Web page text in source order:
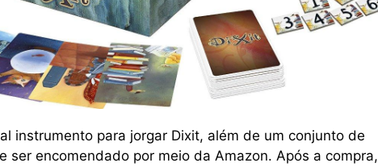
instrumento para jorgar Dixit, além de um conjunto de
ser encomendado por meio da Amazon. Após a compra,